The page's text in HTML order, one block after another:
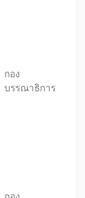
กอง
บรรณาธิการ